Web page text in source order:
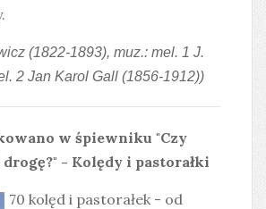
(1822-1893), muz.: mel. 1 J.
2 Jan Karol Gall (1856-1912))
w śpiewniku "Czy
drogę?" - Kolędy i pastorałki
70 kolęd i pastorałek - od